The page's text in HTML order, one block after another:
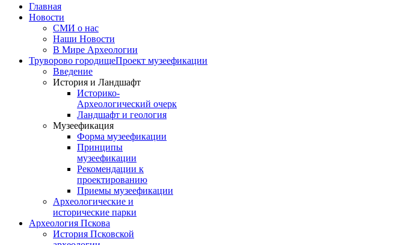
Главная
Новости
СМИ о нас
Наши Новости
В Мире Археологии
Труворово городищеПроект музеефикации
Введение
История и Ландшафт
Историко-
Археологический очерк
Ландшафт и геология
Музеефикация
Форма музеефикации
Принципы
музеефикации
Рекомендации к
проектированию
Приемы музеефикации
Археологические и
исторические парки
Археология Пскова
История Псковской